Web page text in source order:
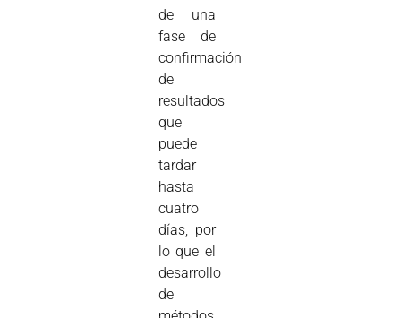
de una
fase de
confirmación
de
resultados
que
puede
tardar
hasta
cuatro
días, por
lo que el
desarrollo
de